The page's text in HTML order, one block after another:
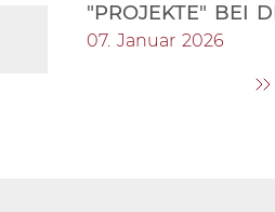
"PROJEKTE" BEI
07. Januar 2026